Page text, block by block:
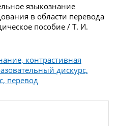
языкознание
в области перевода
пособие / Т. И.
контрастивная
дискурс,
перевод